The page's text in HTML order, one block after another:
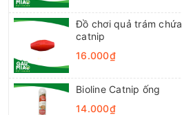
Đồ chơi quả trám chứa
catnip
16.000₫
Bioline Catnip ống
14.000₫